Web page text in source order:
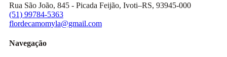
Rua São João, 845 - Picada Feijão, Ivoti–RS, 93945-000
(51) 99784-5363
flordecamomyla@gmail.com
Navegação